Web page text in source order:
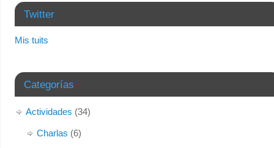
Twitter
Mis tuits
Categorías
Actividades (34)
Charlas (6)